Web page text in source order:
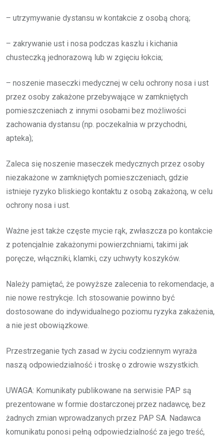
– utrzymywanie dystansu w kontakcie z osobą chorą;
– zakrywanie ust i nosa podczas kaszlu i kichania
chusteczką jednorazową lub w zgięciu łokcia;
– noszenie maseczki medycznej w celu ochrony nosa i ust
przez osoby zakażone przebywające w zamkniętych
pomieszczeniach z innymi osobami bez możliwości
zachowania dystansu (np. poczekalnia w przychodni,
apteka);
Zaleca się noszenie maseczek medycznych przez osoby
niezakażone w zamkniętych pomieszczeniach, gdzie
istnieje ryzyko bliskiego kontaktu z osobą zakażoną, w celu
ochrony nosa i ust.
Ważne jest także częste mycie rąk, zwłaszcza po kontakcie
z potencjalnie zakażonymi powierzchniami, takimi jak
poręcze, włączniki, klamki, czy uchwyty koszyków.
Należy pamiętać, że powyższe zalecenia to rekomendacje, a
nie nowe restrykcje. Ich stosowanie powinno być
dostosowane do indywidualnego poziomu ryzyka zakażenia,
a nie jest obowiązkowe.
Przestrzeganie tych zasad w życiu codziennym wyraża
naszą odpowiedzialność i troskę o zdrowie wszystkich.
UWAGA: Komunikaty publikowane na serwisie PAP są
prezentowane w formie dostarczonej przez nadawcę, bez
żadnych zmian wprowadzanych przez PAP SA. Nadawca
komunikatu ponosi pełną odpowiedzialność za jego treść,